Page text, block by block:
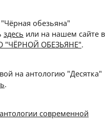
обезьяна"
здесь или на нашем сайте в
"ЧЁРНОЙ ОБЕЗЬЯНЕ".
на антологию "Десятка"
.
современной